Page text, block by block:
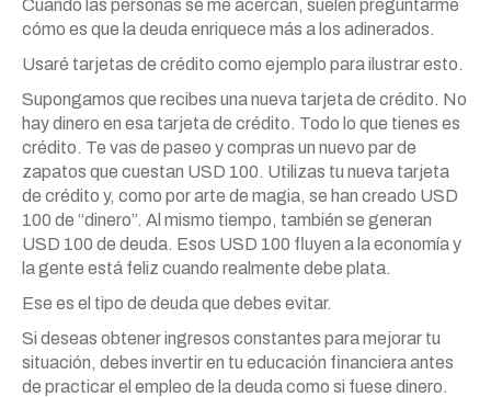
Cuando las personas se me acercan, suelen preguntarme
cómo es que la deuda enriquece más a los adinerados.
Usaré tarjetas de crédito como ejemplo para ilustrar esto.
Supongamos que recibes una nueva tarjeta de crédito. No
hay dinero en esa tarjeta de crédito. Todo lo que tienes es
crédito. Te vas de paseo y compras un nuevo par de
zapatos que cuestan USD 100. Utilizas tu nueva tarjeta
de crédito y, como por arte de magia, se han creado USD
100 de “dinero”. Al mismo tiempo, también se generan
USD 100 de deuda. Esos USD 100 fluyen a la economía y
la gente está feliz cuando realmente debe plata.
Ese es el tipo de deuda que debes evitar.
Si deseas obtener ingresos constantes para mejorar tu
situación, debes invertir en tu educación financiera antes
de practicar el empleo de la deuda como si fuese dinero.